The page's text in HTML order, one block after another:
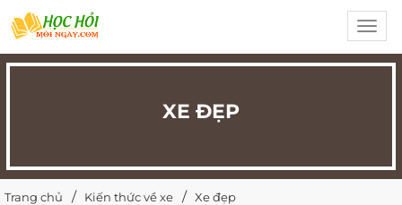
XE ĐẸP
Trang chủ Kiến thức về xe Xe đẹp